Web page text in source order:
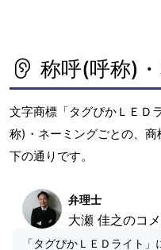
称呼(呼称)
文字商標「タグぴかＬＥＤ
称)・ネーミングごとの、
下の通りです。
弁理士
大瀬 佳之のコ
「タグぴかＬＥＤライト